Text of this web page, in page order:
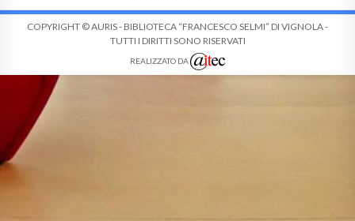
COPYRIGHT © AURIS - BIBLIOTECA “FRANCESCO SELMI” DI VIGNOLA -
TUTTI I DIRITTI SONO RISERVATI
REALIZZATO DA